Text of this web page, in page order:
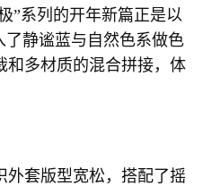
”系列的开年新篇正是以
了静谧蓝与自然色系做色
和多材质的混合拼接，体
外套版型宽松，搭配了摇